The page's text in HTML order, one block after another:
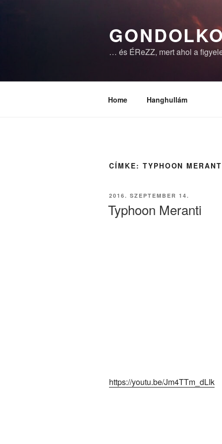
… és ÉReZZ, mert ahol a
Home Hanghullám
CÍMKE: TYPHOON
BEKÜLDVE:
2016. SZEPTEMBER 14.
Typhoon Meranti
https://youtu.be/Jm4TTm_dLIk